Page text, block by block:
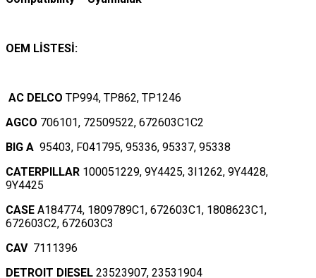
OEM LİSTESİ:
AC DELCO TP994, TP862, TP1246
AGCO 706101, 72509522, 672603C1C2
BIG A 95403, F041795, 95336, 95337, 95338
CATERPILLAR 100051229, 9Y4425, 3I1262, 9Y4428,
9Y4425
CASE A184774, 1809789C1, 672603C1, 1808623C1,
672603C2, 672603C3
CAV 7111396
DETROIT DIESEL 23523907, 23531904